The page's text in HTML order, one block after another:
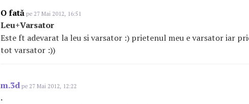
O fată pe 27 Mai 2012, 16:51
Leu+Varsator
Este ft adevarat la leu si varsator :) prietenul meu e varsator iar
tot varsator :))
m.3d pe 27 Mai 2012, 12:22
.